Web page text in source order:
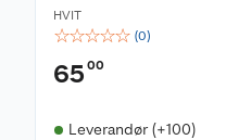
HVIT
☆☆☆☆☆ (0)
65 00
Leverandør (+100)